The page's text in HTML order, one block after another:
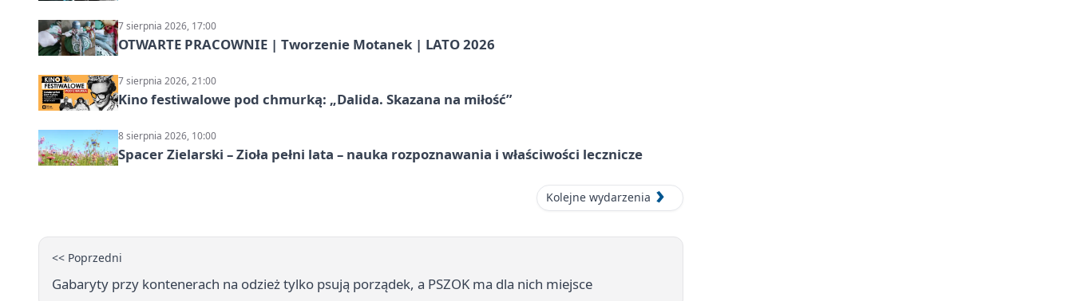
7 sierpnia 2026, 17:00
OTWARTE PRACOWNIE | Tworzenie Motanek | LATO 2026
7 sierpnia 2026, 21:00
Kino festiwalowe pod chmurką: „Dalida. Skazana na miłość”
8 sierpnia 2026, 10:00
Spacer Zielarski – Zioła pełni lata – nauka rozpoznawania i właściwości lecznicze
Kolejne wydarzenia
<< Poprzedni
Gabaryty przy kontenerach na odzież tylko psują porządek, a PSZOK ma dla nich miejsce